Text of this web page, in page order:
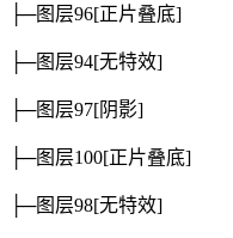
├─图层96[正片叠底]
├─图层94[无特效]
├─图层97[阴影]
├─图层100[正片叠底]
├─图层98[无特效]